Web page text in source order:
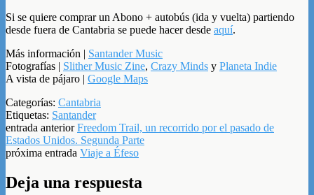
Si se quiere comprar un Abono + autobús (ida y vuelta) partiendo
desde fuera de Cantabria se puede hacer desde aquí.
Más información | Santander Music
Fotografías | Slither Music Zine, Crazy Minds y Planeta Indie
A vista de pájaro | Google Maps
Categorías: Cantabria
Etiquetas: Santander
entrada anteriorFreedom Trail, un recorrido por el pasado de
Estados Unidos. Segunda Parte
próxima entrada Viaje a Éfeso
Deja una respuesta